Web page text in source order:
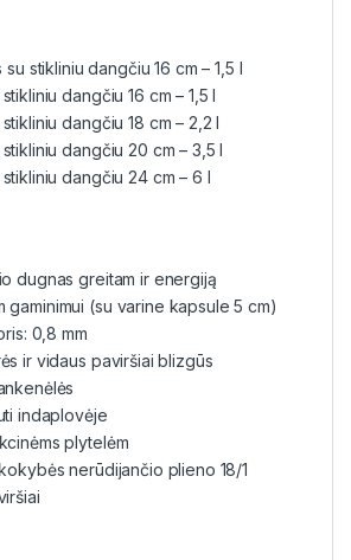
su stikliniu dangčiu 16 cm – 1,5 l
dangčiu 16 cm – 1,5 l
dangčiu 18 cm – 2,2 l
dangčiu 20 cm – 3,5 l
dangčiu 24 cm – 6 l
dugnas greitam ir energiją
gaminimui (su varine kapsule 5 cm)
0,8 mm
ir vidaus paviršiai blizgūs
indaplovėje
plytelėm
nerūdijančio plieno 18/1